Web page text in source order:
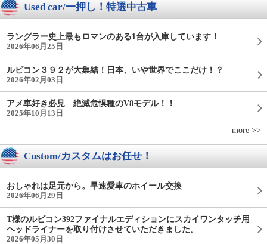
Used car/一押し！特選中古車
ラングラー史上最もロマンのある1台が入庫しています！
2026年06月25日
ルビコン３９２が大集結！日本、いや世界でここだけ！？
2026年02月03日
アメ車好き必見 絶滅危惧種のV8モデル！！
2025年10月13日
more >>
Custom/カスタムはお任せ！
おしゃれは足元から。早速愛車のホイール交換
2026年06月29日
T様のルビコン392ファイナルエディションにスカイワンタッチ用
ヘッドライナーを取り付けさせていただきました。
2026年05月30日